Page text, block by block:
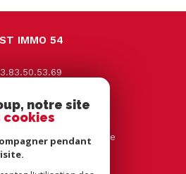
IMMO 54
Jacques Leclerc
vézelise
frère 54116 tantonville
notre site
pendant